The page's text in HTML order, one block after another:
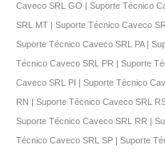
Caveco SRL GO | Suporte Técnico
SRL MT | Suporte Técnico Caveco
Suporte Técnico Caveco SRL PA |
Técnico Caveco SRL PR | Suporte
Caveco SRL PI | Suporte Técnico
RN | Suporte Técnico Caveco SRL
Suporte Técnico Caveco SRL RR |
Técnico Caveco SRL SP | Suporte